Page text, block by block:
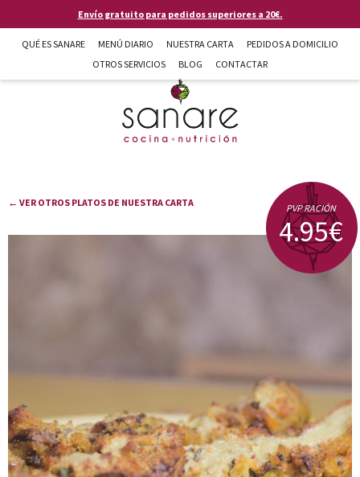
Pasar al contenido principalEnvío gratuito para pedidos superiores a 20€.
QUÉ ES SANARE MENÚ DIARIO NUESTRA CARTA
PEDIDOS A DOMICILIO
OTROS SERVICIOS
BLOG CONTACTAR
Sanare cocina + nutrición en Almería
← VER OTROS PLATOS DE NUESTRA CARTA PVP RACIÓN
4.95€